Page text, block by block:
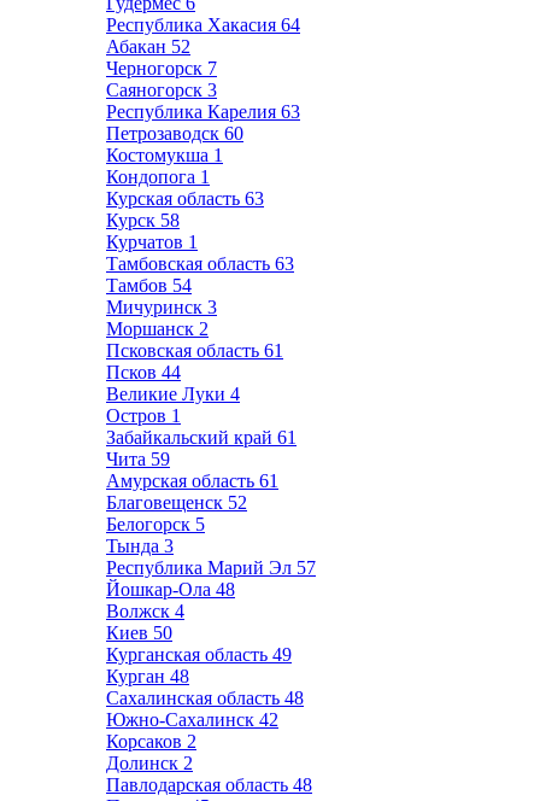
Республика Хакасия 64
Абакан 52
Черногорск 7
Саяногорск 3
Республика Карелия 63
Петрозаводск 60
Костомукша 1
Кондопога 1
Курская область 63
Курск 58
Курчатов 1
Тамбовская область 63
Тамбов 54
Мичуринск 3
Моршанск 2
Псковская область 61
Псков 44
Великие Луки 4
Остров 1
Забайкальский край 61
Чита 59
Амурская область 61
Благовещенск 52
Белогорск 5
Тында 3
Республика Марий Эл 57
Йошкар-Ола 48
Волжск 4
Киев 50
Курганская область 49
Курган 48
Сахалинская область 48
Южно-Сахалинск 42
Корсаков 2
Долинск 2
Павлодарская область 48